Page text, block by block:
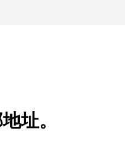
址。